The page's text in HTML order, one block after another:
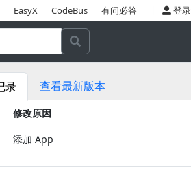
EasyX CodeBus 有问必答 登录
录 查看最新版本
修改原因
添加 App